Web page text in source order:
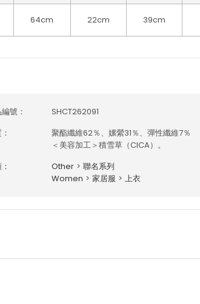
64cm 22cm 39cm
號：
SHCT262091
聚酯纖維62％、嫘縈31％、彈性纖維7％
＜美容加工＞積雪草（CICA）。
Other > 聯名系列
Women > 家居服 > 上衣